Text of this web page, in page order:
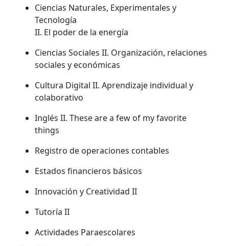
Ciencias Naturales, Experimentales y
Tecnología
II. El poder de la energía
Ciencias Sociales II. Organización, relaciones
sociales y económicas
Cultura Digital II. Aprendizaje individual y
colaborativo
Inglés II. These are a few of my favorite
things
Registro de operaciones contables
Estados financieros básicos
Innovación y Creatividad II
Tutoría II
Actividades Paraescolares